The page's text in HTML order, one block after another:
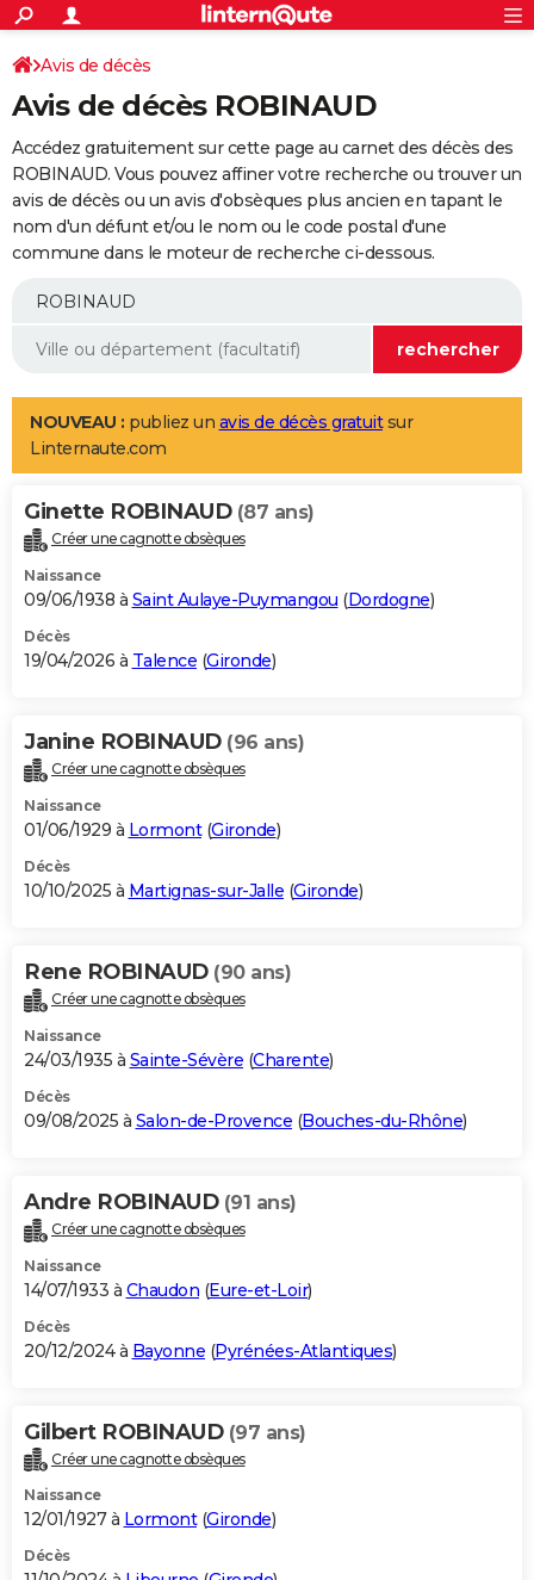
ACTUALITÉS
Politique
Société
Faits Divers
Education
Monde
Villes
+
SPORT
Coupe du monde 2026
Football
Tennis
Cyclisme
Rugby
Forum
Programme TV
TNT
Streaming
Cinéma
Sorties cinéma
Musique
+
FINANCE
Retraite
Epargne
Immobilier
Risques naturels par ville
Banque
Assurance
AUTO
Essais
Réserver un essai
Citadines
Berlines
SUV
Forum auto
+
Mobiles
Meilleur smartphone
Internet
Ordinateurs
Jeux vidéo
Guide high-tech
Aménagement intérieur
LIFESTYLE
Art de vivre
Bien-être
Loisirs
Mode
Modes de vie
Alimentation
Guide de la santé
Maladies
Médicaments
Sommeil
VOYAGE
Destinations
City break
Voyage nature
Voyage de noces
Forum
Climat
+PHOTO
GUIDES D'ACHAT
BONS PLANS
Carte de Noël
Carte Bonne année
Carte Saint-Valentin
Carte Pâques
Carte d'anniversaire
DICTIONNAIRE
Dictionnaire
Biographies
Citations
Expressions
Proverbes
PROGRAMME TV
S'inscrire
Se connecter
Lycées
Collèges
Primaires
Universités
Entreprises
Service militaire
Avis de recherche
AVIS DE DÉCÈS
Bricolage
Lifestyle
Culture
Sport
Auto
Television
Voyage
Cinema
Avis de décès
Avis de décès ROBINAUD
Accédez gratuitement sur cette page au carnet des décès des
ROBINAUD. Vous pouvez affiner votre recherche ou trouver un
avis de décès ou un avis d'obsèques plus ancien en tapant le
nom d'un défunt et/ou le nom ou le code postal d'une
commune dans le moteur de recherche ci-dessous.
NOUVEAU : publiez un avis de décès gratuitsur
Linternaute.com
Ginette ROBINAUD (87 ans)
Créer une cagnotte obsèques
Naissance
09/06/1938 à Saint Aulaye-Puymangou (Dordogne)
Décès
19/04/2026 à Talence (Gironde)
Janine ROBINAUD (96 ans)
Créer une cagnotte obsèques
Naissance
01/06/1929 à Lormont(Gironde)
Décès
10/10/2025 à Martignas-sur-Jalle (Gironde)
Rene ROBINAUD (90 ans)
Créer une cagnotte obsèques
Naissance
24/03/1935 à Sainte-Sévère (Charente)
Décès
09/08/2025 à Salon-de-Provence (Bouches-du-Rhône)
Andre ROBINAUD (91 ans)
Créer une cagnotte obsèques
Naissance
14/07/1933 à Chaudon (Eure-et-Loir)
Décès
20/12/2024 à Bayonne (Pyrénées-Atlantiques)
Gilbert ROBINAUD (97 ans)
Créer une cagnotte obsèques
Naissance
12/01/1927 à Lormont(Gironde)
Décès